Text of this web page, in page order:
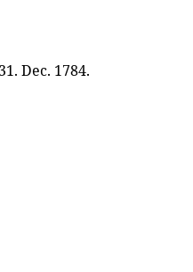
Dec. 1784.